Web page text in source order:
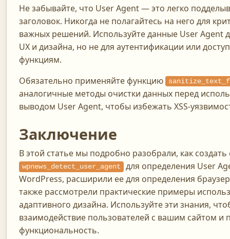
Не забывайте, что User Agent — это легко
заголовок. Никогда не полагайтесь на него для
важных решений. Используйте данные User Agent
UX и дизайна, но не для аутентификации или
функциям.
Обязательно применяйте функцию
аналогичные методы очистки данных перед
выводом User Agent, чтобы избежать XSS-
Заключение
В этой статье мы подробно разобрали, как
wpnews_detect_user_agent для определения User
WordPress, расширили ее для определения
также рассмотрели практические примеры
адаптивного дизайна. Используйте эти знания,
взаимодействие пользователей с вашим сайтом и
функциональность.